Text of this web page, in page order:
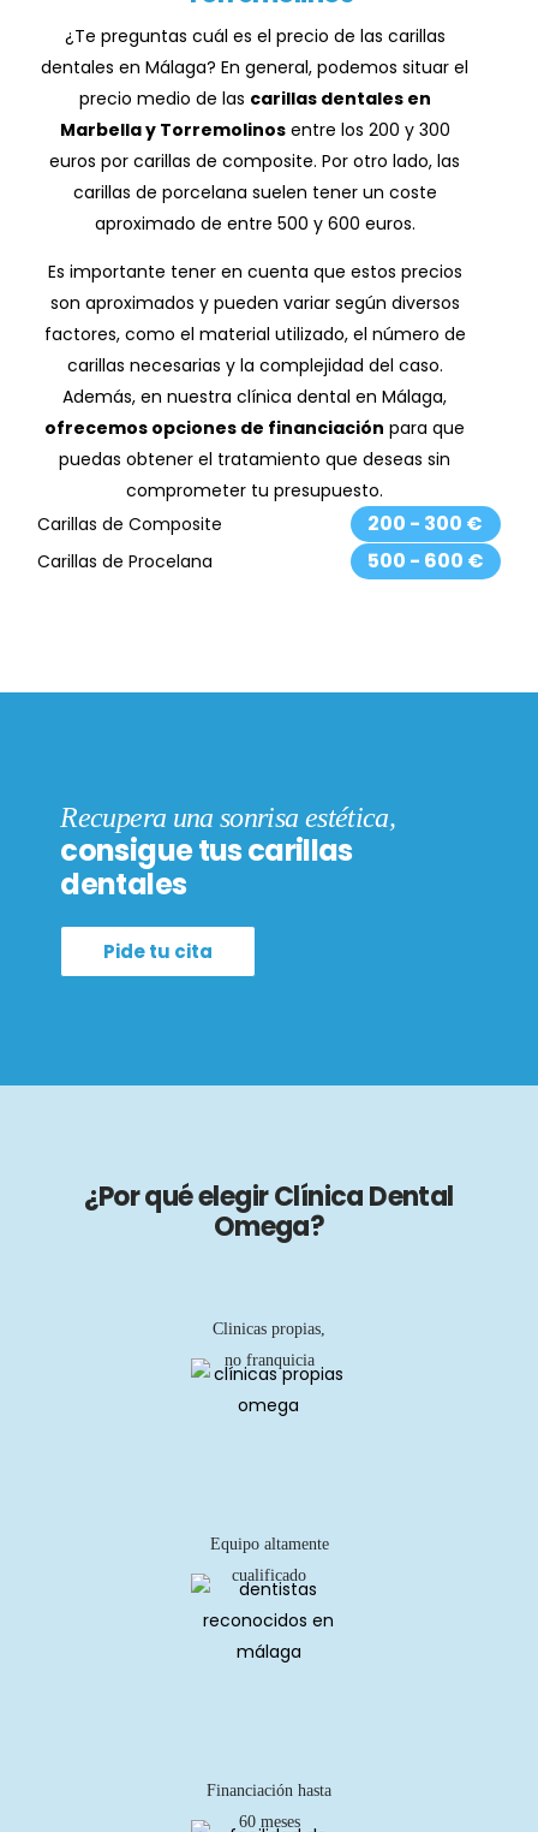
¿Te preguntas cuál es el precio de las carillas
dentales en Málaga? En general, podemos situar el
precio medio de las carillas dentales en
Marbella y Torremolinosentre los 200 y 300
euros por carillas de composite. Por otro lado, las
carillas de porcelana suelen tener un coste
aproximado de entre 500 y 600 euros.
Es importante tener en cuenta que estos precios
son aproximados y pueden variar según diversos
factores, como el material utilizado, el número de
carillas necesarias y la complejidad del caso.
Además, en nuestra clínica dental en Málaga,
ofrecemos opciones de financiación para que
puedas obtener el tratamiento que deseas sin
comprometer tu presupuesto.
Carillas de Composite
200 - 300 €
Carillas de Procelana 500 - 600 €
Recupera una sonrisa estética,
consigue tus carillas
dentales
Pide tu cita
¿Por qué elegir Clínica Dental
Omega?
Clinicas propias,
no franquicia
Equipo altamente
cualificado
Financiación hasta
60 meses